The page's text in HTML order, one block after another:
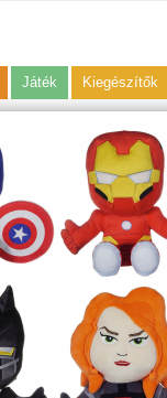
Játék Kiegészítők